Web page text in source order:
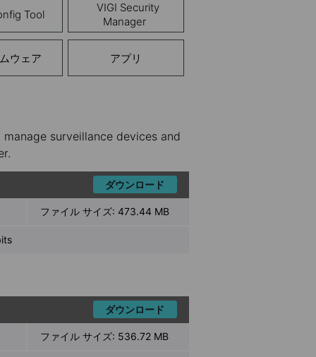
Tool
VIGI Security
Manager
ウェア アプリ
surveillance devices and
ダウンロード
ファイル サイズ: 473.44 MB
ダウンロード
ファイル サイズ: 536.72 MB